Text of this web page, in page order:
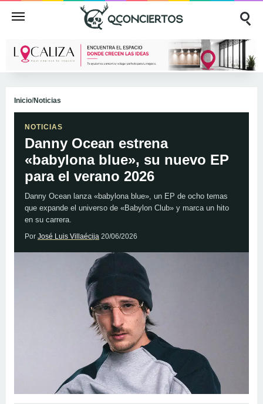
Inicio/Noticias
NOTICIAS
Danny Ocean estrena
«babylona blue», su nuevo EP
para el verano 2026
Danny Ocean lanza «babylona blue», un EP de ocho temas
que expande el universo de «Babylon Club» y marca un hito
en su carrera.
Por José Luis Villaécija 20/06/2026